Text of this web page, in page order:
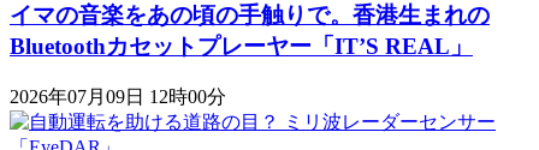
イマの音楽をあの頃の手触りで。香港生まれの
Bluetoothカセットプレーヤー「IT’S REAL」
2026年07月09日 12時00分